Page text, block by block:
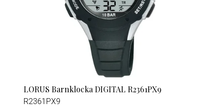
LORUS Barnklocka DIGITAL R2361PX9
R2361PX9